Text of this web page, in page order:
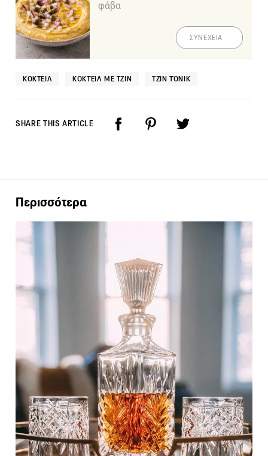
φάβα
ΣΥΝΕΧΕΙΑ
ΚΟΚΤΈΙΛ ΚΟΚΤΈΙΛ ΜΕ ΤΖΙΝ ΤΖΙΝ ΤΌΝΙΚ
SHARE THIS ARTICLE
Περισσότερα